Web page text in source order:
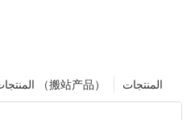
المنتجات المنتجات （搬站产品）